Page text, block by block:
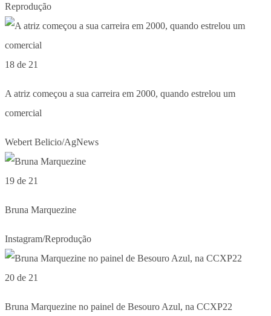
Reprodução
18 de 21
A atriz começou a sua carreira em 2000, quando estrelou um
comercial
Webert Belicio/AgNews
19 de 21
Bruna Marquezine
Instagram/Reprodução
20 de 21
Bruna Marquezine no painel de Besouro Azul, na CCXP22